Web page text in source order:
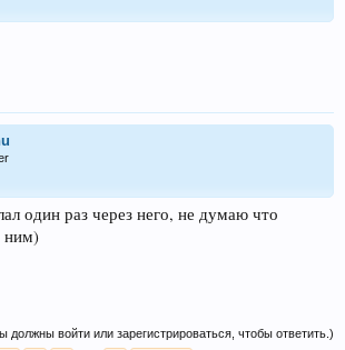
один раз через него, не думаю что
ним)
должны войти или зарегистрироваться, чтобы ответить.)